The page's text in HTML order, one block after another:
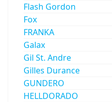
Flash Gordon
Fox
FRANKA
Galax
Gil St. Andre
Gilles Durance
GUNDERO
HELLDORADO